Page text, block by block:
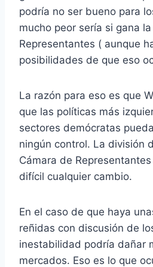
podría no ser bueno para
mucho peor sería si gana
Representantes ( aunque
posibilidades de que eso
La razón para eso es que
que las políticas más
sectores demócratas
ningún control. La división
Cámara de
difícil cualquier cambio.
En el caso de que haya
reñidas con discusión de
inestabilidad podría dañar
mercados. Eso es lo que